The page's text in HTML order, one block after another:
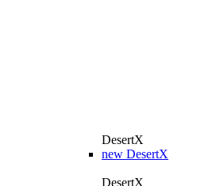
DesertX
new DesertX
DesertX